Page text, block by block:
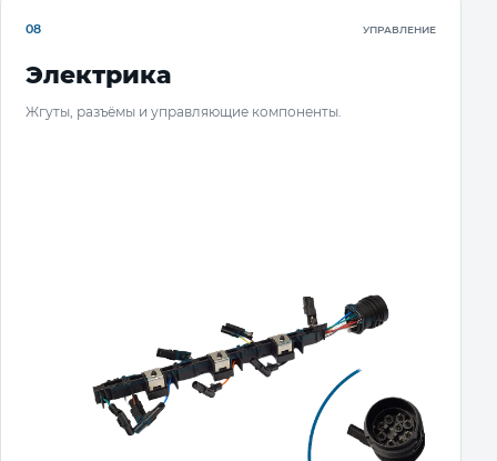
08 УПРАВЛЕНИЕ
Электрика
Жгуты, разъёмы и управляющие компоненты.